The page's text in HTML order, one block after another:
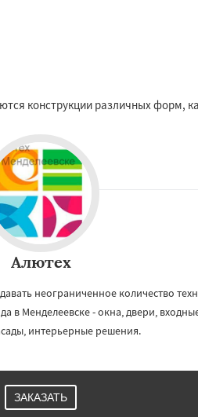
конструкции различных форм,
Алютех
неограниченное количество
в Менделеевске - окна, двери,
интерьерные решения.
ЗАКАЗАТЬ